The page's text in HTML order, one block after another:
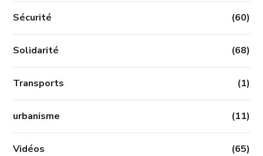
Sécurité (60)
Solidarité (68)
Transports (1)
urbanisme (11)
Vidéos (65)